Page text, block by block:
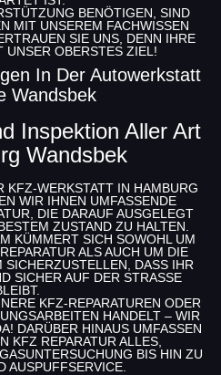
BENÖTIGEN, SIND
MIT UNSEREM FACHWISSEN
SIE UNS, DENN IHRE
UNSER OBERSTES ZIEL!
In Der Autowerkstatt
Wandsbek
Inspektion Aller Art
Wandsbek
KFZ-WERKSTATT IN HAMBURG
WIR IHNEN UMFASSENDE
, DIE DARAUF AUSGELEGT
ZUSTAND ZU HALTEN.
KÜMMERT SICH SOWOHL UM
ALS AUCH UM DIE
SICHERZUSTELLEN, DASS IHR
SICHER AUF DER STRASSE B
KFZ-REPARATUREN ODER
HANDELT – WIR
DARÜBER HINAUS UMFASSEN
KFZ REPARATUR ALLES,
BIS HIN ZU
AUSPUFFSERVICE.